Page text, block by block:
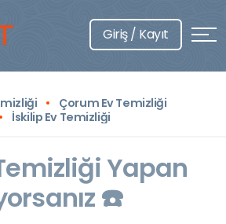
Giriş / Kayıt
Çorum Ev Temizliği
İskilip Ev Temizliği
Yapan
☎️